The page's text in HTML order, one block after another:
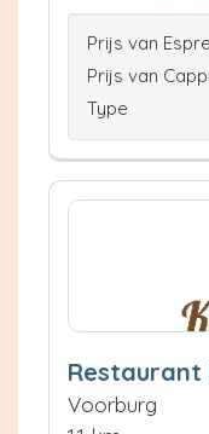
Prijs van
Prijs van
Type
Restaurant
Voorburg